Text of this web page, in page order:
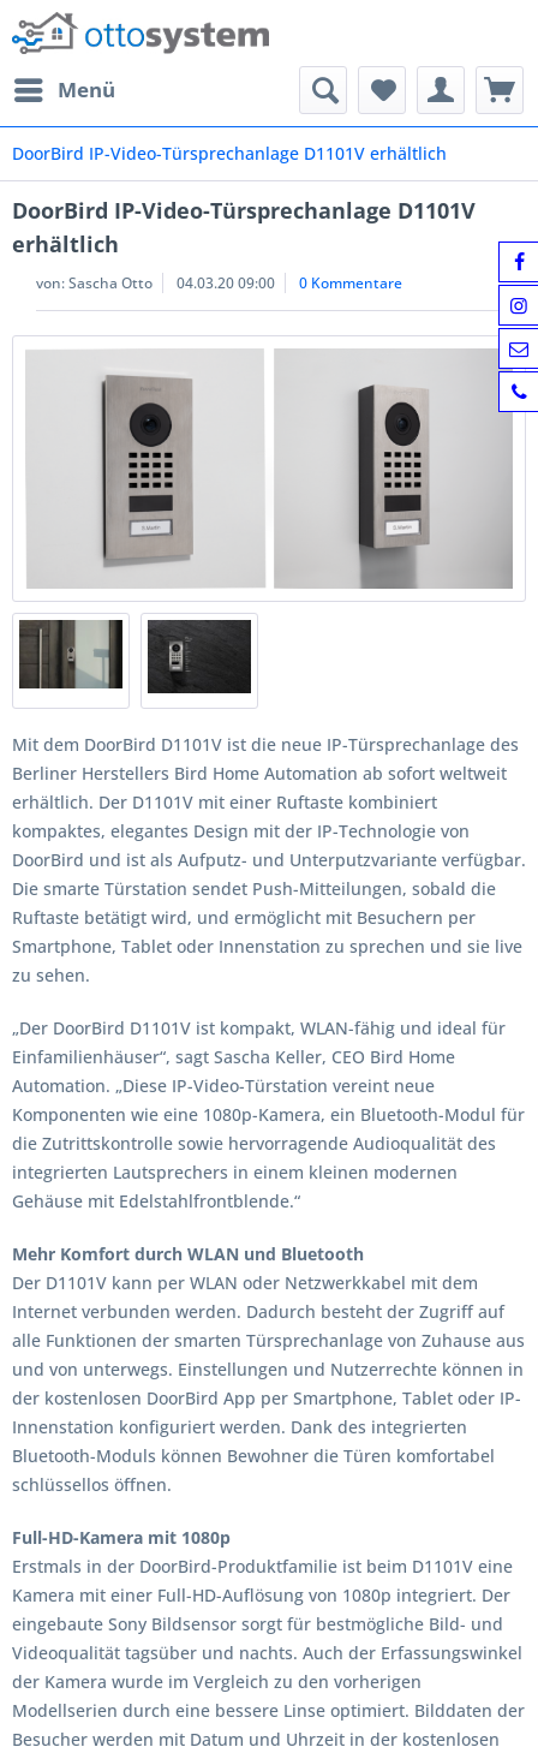
Menü
DoorBird IP-Video-Türsprechanlage D1101V erhältlich
DoorBird IP-Video-Türsprechanlage D1101V
erhältlich
von:Sascha Otto 04.03.20 09:00 0 Kommentare
Mit dem DoorBird D1101V ist die neue IP-Türsprechanlage des
Berliner Herstellers Bird Home Automation ab sofort weltweit
erhältlich. Der D1101V mit einer Ruftaste kombiniert
kompaktes, elegantes Design mit der IP-Technologie von
DoorBird und ist als Aufputz- und Unterputzvariante verfügbar.
Die smarte Türstation sendet Push-Mitteilungen, sobald die
Ruftaste betätigt wird, und ermöglicht mit Besuchern per
Smartphone, Tablet oder Innenstation zu sprechen und sie live
zu sehen.
„Der DoorBird D1101V ist kompakt, WLAN-fähig und ideal für
Einfamilienhäuser“, sagt Sascha Keller, CEO Bird Home
Automation. „Diese IP-Video-Türstation vereint neue
Komponenten wie eine 1080p-Kamera, ein Bluetooth-Modul für
die Zutrittskontrolle sowie hervorragende Audioqualität des
integrierten Lautsprechers in einem kleinen modernen
Gehäuse mit Edelstahlfrontblende.“
Mehr Komfort durch WLAN und Bluetooth
Der D1101V kann per WLAN oder Netzwerkkabel mit dem
Internet verbunden werden. Dadurch besteht der Zugriff auf
alle Funktionen der smarten Türsprechanlage von Zuhause aus
und von unterwegs. Einstellungen und Nutzerrechte können in
der kostenlosen DoorBird App per Smartphone, Tablet oder IP-
Innenstation konfiguriert werden. Dank des integrierten
Bluetooth-Moduls können Bewohner die Türen komfortabel
schlüssellos öffnen.
Full-HD-Kamera mit 1080p
Erstmals in der DoorBird-Produktfamilie ist beim D1101V eine
Kamera mit einer Full-HD-Auflösung von 1080p integriert. Der
eingebaute Sony Bildsensor sorgt für bestmögliche Bild- und
Videoqualität tagsüber und nachts. Auch der Erfassungswinkel
der Kamera wurde im Vergleich zu den vorherigen
Modellserien durch eine bessere Linse optimiert. Bilddaten der
Besucher werden mit Datum und Uhrzeit in der kostenlosen